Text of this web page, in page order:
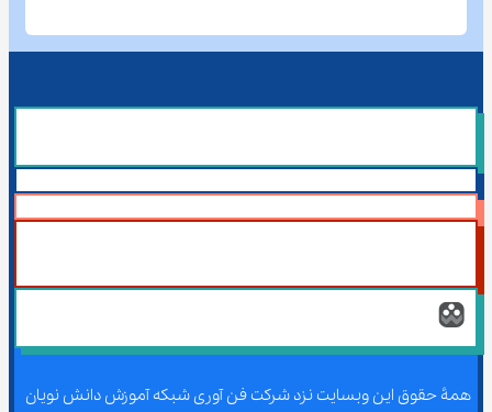
همۀ حقوق این وبسایت نزد شرکت فن آوری شبکه آموزش دانش نویان